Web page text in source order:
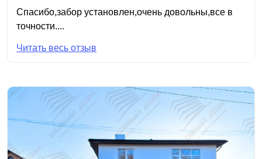
Спасибо,забор установлен,очень довольны,все в
точности....
Читать весь отзыв